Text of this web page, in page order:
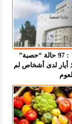
" الصحة " : 97 حالة “حصبة”
لدى أشخاص لم